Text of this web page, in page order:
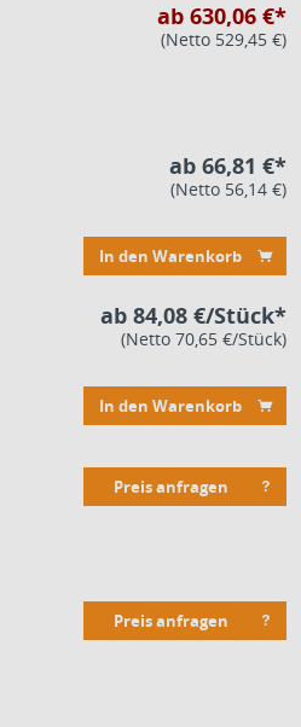
ab 630,06 €*
(Netto 529,45 €)
ab 66,81 €*
(Netto 56,14 €)
In den Warenkorb
ab 84,08 €/Stück*
(Netto 70,65 €/Stück)
In den Warenkorb
Preis anfragen
Preis anfragen